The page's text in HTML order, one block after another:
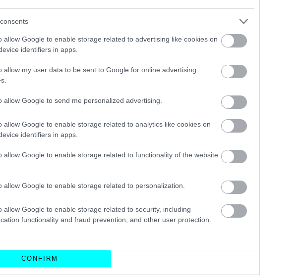
allow Google to enable storage related to advertising like cookies on
identifiers in apps.
allow my user data to be sent to Google for online advertising
allow Google to send me personalized advertising.
allow Google to enable storage related to analytics like cookies on
identifiers in apps.
allow Google to enable storage related to functionality of the website
allow Google to enable storage related to personalization.
allow Google to enable storage related to security, including
functionality and fraud prevention, and other user protection.
CONFIRM
της Γερμανίας βιώνει ήδη έναν πλήρη
εξέλιξης και του ακόμη σκληρότερου
κινεζικών μοντέλων στην ευρωπαϊκή αγορά.